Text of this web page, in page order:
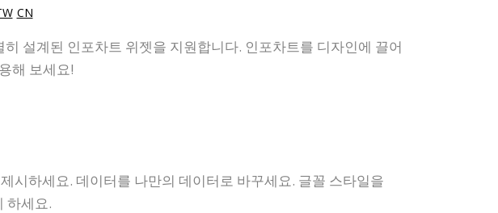
CN
설계된 인포차트 위젯을 지원합니다. 인포차트를 디자인에 끌어
해 보세요!
시하세요. 데이터를 나만의 데이터로 바꾸세요. 글꼴 스타일을
하세요.